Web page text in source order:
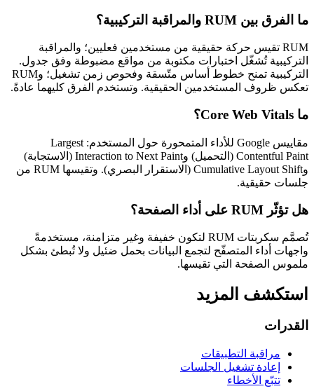
ما الفرق بين RUM والمراقبة التركيبية؟
RUM تقيس حركة حقيقية من مستخدمين فعليين؛ والمراقبة
التركيبية تُشغّل اختبارات مكتوبة من مواقع مضبوطة وفق جدول.
التركيبية تمنح خطوط أساس متّسقة وفحوص زمن تشغيل؛ وRUM
تعكس ظروف المستخدمين الحقيقية. وتستخدم الفرق كليهما عادةً.
ما Core Web Vitals؟
مقاييس Google للأداء المتمحورة حول المستخدم: Largest
Contentful Paint (التحميل) وInteraction to Next Paint (الاستجابة)
وCumulative Layout Shift (الاستقرار البصري). وتقيسها RUM من
جلسات حقيقية.
هل تؤثّر RUM على أداء الصفحة؟
تُصمَّم سكربتات RUM لتكون خفيفة وغير متزامنة، مستخدمةً
واجهات أداء المتصفّح لتجمع البيانات بحمل ضئيل ولا تُبطئ بشكل
ملموس الصفحة التي تقيسها.
استكشف المزيد
القدرات
مراقبة التطبيقات
إعادة تشغيل الجلسات
تتبّع الأخطاء